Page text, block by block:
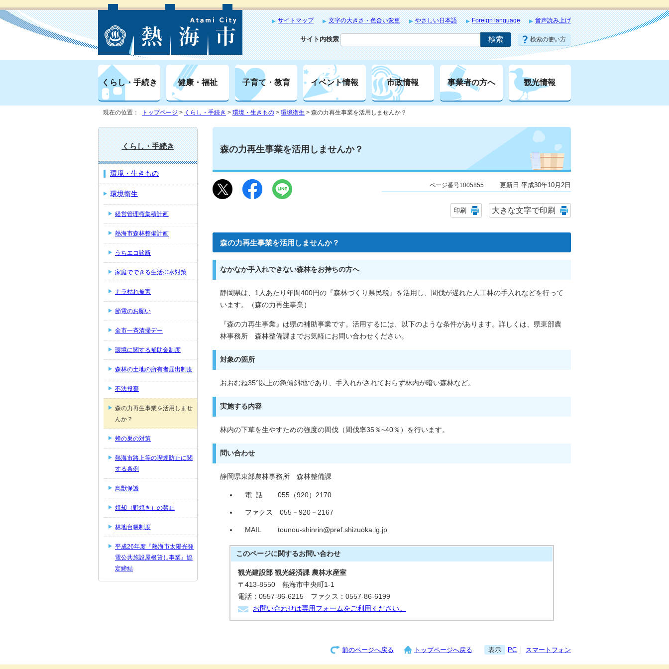
サイトマップ 文字の大きさ・色合い変更 やさしい日本語 Foreign language 音声読み上げ
サイト内検索 検索の使い方
くらし・手続き 健康・福祉 子育て・教育 イベント情報 市政情報 事業者の方へ 観光情報
現在の位置： トップページ > くらし・手続き > 環境・生きもの > 環境衛生 > 森の力再生事業を活用しませんか？
森の力再生事業を活用しませんか？
ページ番号1005855 更新日 平成30年10月2日
印刷 大きな文字で印刷
森の力再生事業を活用しませんか？
なかなか手入れできない森林をお持ちの方へ
静岡県は、1人あたり年間400円の『森林づくり県民税』を活用し、間伐が遅れた人工林の手入れなどを行って
います。（森の力再生事業）
『森の力再生事業』は県の補助事業です。活用するには、以下のような条件があります。詳しくは、県東部農
林事務所 森林整備課までお気軽にお問い合わせください。
対象の箇所
おおむね35°以上の急傾斜地であり、手入れがされておらず林内が暗い森林など。
実施する内容
林内の下草を生やすための強度の間伐（間伐率35％~40％）を行います。
問い合わせ
静岡県東部農林事務所 森林整備課
電 話 055（920）2170
ファクス 055－920－2167
MAIL tounou-shinrin@pref.shizuoka.lg.jp
このページに関するお問い合わせ
観光建設部 観光経済課 農林水産室
〒413-8550 熱海市中央町1-1
電話：0557-86-6215 ファクス：0557-86-6199
お問い合わせは専用フォームをご利用ください。
くらし・手続き
環境・生きもの
環境衛生
経営管理権集積計画
熱海市森林整備計画
うちエコ診断
家庭でできる生活排水対策
ナラ枯れ被害
節電のお願い
全市一斉清掃デー
環境に関する補助金制度
森林の土地の所有者届出制度
不法投棄
森の力再生事業を活用しませ
んか？
蜂の巣の対策
熱海市路上等の喫煙防止に関
する条例
鳥獣保護
焼却（野焼き）の禁止
林地台帳制度
平成26年度『熱海市太陽光発
電公共施設屋根貸し事業』協
定締結
前のページへ戻る トップページへ戻る 表示 PC スマートフォン